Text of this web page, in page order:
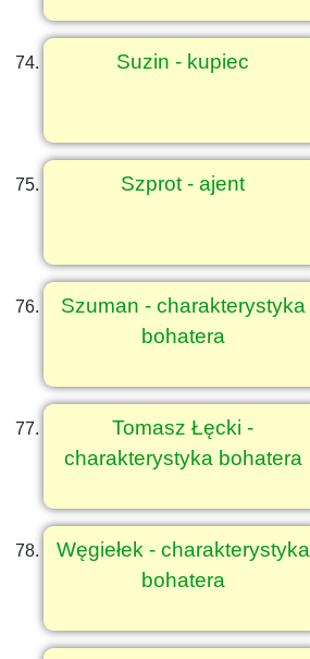
Suzin - kupiec
Szprot - ajent
Szuman - charakterystyka
bohatera
Tomasz Łęcki -
charakterystyka bohatera
Węgiełek - charakterystyka
bohatera